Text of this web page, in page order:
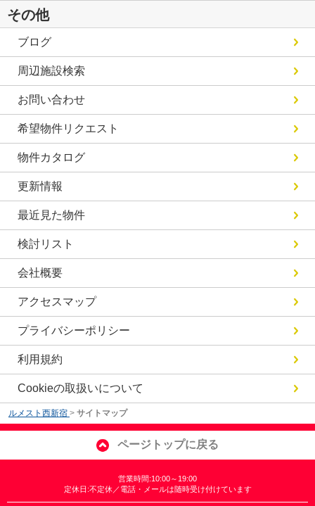
その他
ブログ
周辺施設検索
お問い合わせ
希望物件リクエスト
物件カタログ
更新情報
最近見た物件
検討リスト
会社概要
アクセスマップ
プライバシーポリシー
利用規約
Cookieの取扱いについて
ルメスト西新宿 > サイトマップ
ページトップに戻る
営業時間:10:00～19:00
定休日:不定休／電話・メールは随時受け付けています